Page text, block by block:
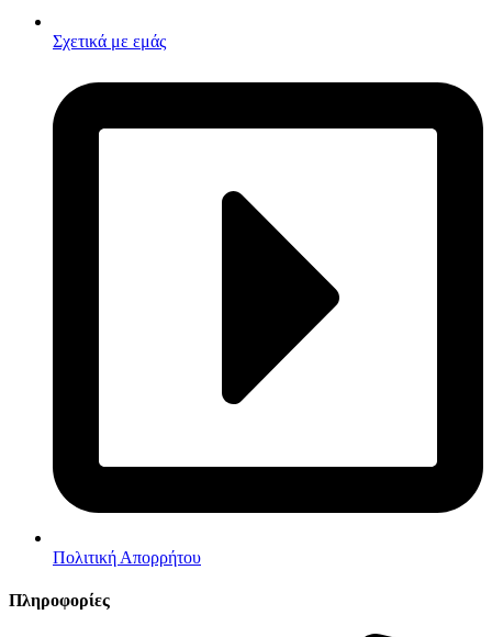
Σχετικά με εμάς
Πολιτική Απορρήτου
Πληροφορίες